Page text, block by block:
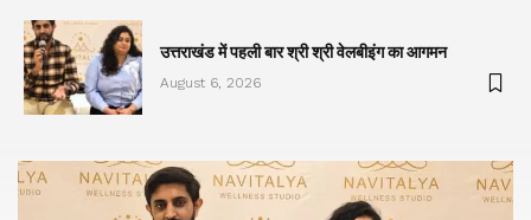
उत्तराखंड में पहली बार श्री श्री वेलबीइंग का आगमन
August 6, 2026